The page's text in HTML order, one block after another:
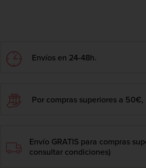
Envíos en 24-48h.
Por compras superiores a
Envío GRATIS para compras
consultar condiciones)